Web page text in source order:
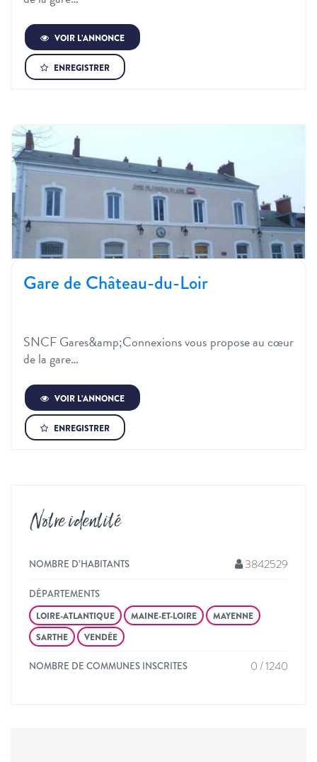
VOIR L’ANNONCE
ENREGISTRER
Gare de Château-du-Loir
SNCF Gares&amp;Connexions vous propose au cœur
de la gare…
VOIR L’ANNONCE
ENREGISTRER
Notre identité
NOMBRE D’HABITANTS 3842529
DÉPARTEMENTS
LOIRE-ATLANTIQUE MAINE-ET-LOIRE
MAYENNE
SARTHE
VENDÉE
NOMBRE DE COMMUNES INSCRITES 0 / 1240